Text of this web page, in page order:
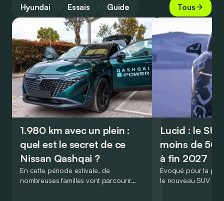
Hyundai Essais Guide Tous
1.980 km avec un plein :
quel est le secret de ce
Nissan Qashqai ?
En cette période estivale, de
nombreuses familles vont parcourir
Lucid : le
moins de
à fin 2027
Évoqué pour la
le nouveau SUV